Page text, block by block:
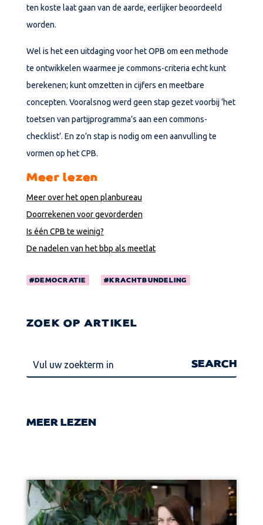
ten koste laat gaan van de aarde, eerlijker beoordeeld
worden.
Wel is het een uitdaging voor het OPB om een methode
te ontwikkelen waarmee je commons-criteria echt kunt
berekenen; kunt omzetten in cijfers en meetbare
concepten. Vooralsnog werd geen stap gezet voorbij ‘het
toetsen van partijprogramma’s aan een commons-
checklist’. En zo’n stap is nodig om een aanvulling te
vormen op het CPB.
Meer lezen
Meer over het open planbureau
Doorrekenen voor gevorderden
Is één CPB te weinig?
De nadelen van het bbp als meetlat
DEMOCRATIE KRACHTBUNDELING
ZOEK OP ARTIKEL
MEER LEZEN